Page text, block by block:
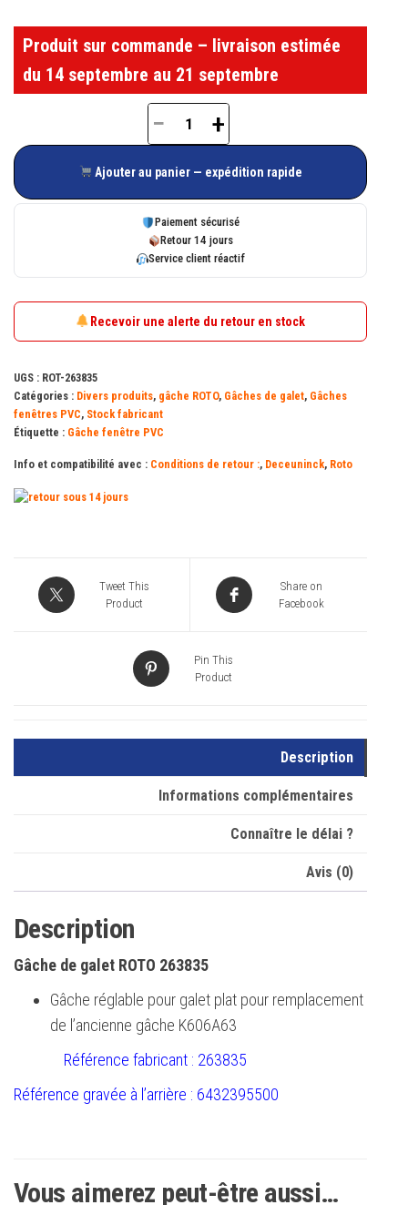
Produit sur commande – livraison estimée
du 14 septembre au 21 septembre
quantité
Gâche
galet
ROTO
− +
Ajouter au panier — expédition rapide
Paiement sécurisé
Retour 14 jours
Service client réactif
Recevoir une alerte du retour en stock
UGS : ROT-263835
Catégories : Divers produits, gâche ROTO, Gâches de galet, Gâches
fenêtres PVC, Stock fabricant
Étiquette : Gâche fenêtre PVC
Info et compatibilité avec : Conditions de retour :, Deceuninck, Roto
Tweet This
Product
Share on
Facebook
Pin This
Product
Description
Informations complémentaires
Connaître le délai ?
Avis (0)
Description
Gâche de galet ROTO 263835
Gâche réglable pour galet plat pour remplacement
de l’ancienne gâche K606A63
Référence fabricant : 263835
Référence gravée à l’arrière : 6432395500
Vous aimerez peut-être aussi…